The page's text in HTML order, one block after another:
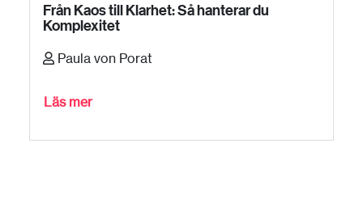
Från Kaos till Klarhet: Så hanterar du
Komplexitet
Paula von Porat
Läs mer